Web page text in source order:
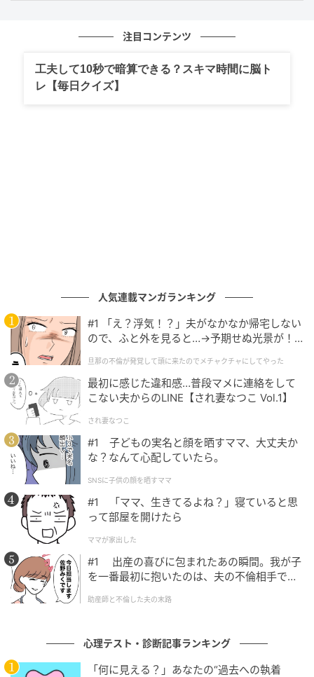
もしれません。
キャパシティの小ささは能力の低さではなく、感受性
の豊かさの裏返しです。「今日はもうこれ以上考えな
内スペースを備えているようです。
次々と新しいタスクが舞い込んでも、頭の中でパズル
のように整理し、優先順位をつけて淡々とこなしてい
ける抜群の処理能力があるでしょう。
ただ、キャパシティが大きいぶん、他人の仕事まで背
負い込んでしまう危うさも潜んでいます。自分が限界
を迎える前に「このタスクは本当に自分がやるべき
か」と立ち止まるフィルターを持つことで、より健や
かに過ごせるのではないでしょうか。
4. 「カラフルチョコ」を選んだ人は「脳内の
キャパシティがやや大きめ」
「カラフルチョコ」を選んだあなたは、色とりどりの
粒が散らばっているようなイメージを思い浮かべたよ
として柔軟に受け止めることができる、しなやかな脳
の持ち主のようです。
注目コンテンツ
工夫して10秒で暗算できる？スキマ時間に脳ト
レ【毎日クイズ】
人気連載マンガランキング
#1 「え？浮気！？」夫がなかなか帰宅しない
ので、ふと外を見ると…→予期せぬ光景が！
クチャにしてやった
旦那の不倫が発覚して頭に来たのでメチャクチャにしてやった
最初に感じた違和感…普段マメに連絡をして
こない夫からのLINE【され妻なつこ Vol.1】
され妻なつこ
#1 子どもの実名と顔を晒すママ、大丈夫か
な？なんて心配していたら。
SNSに子供の顔を晒すママ
#1 「ママ、生きてるよね？」寝ていると思
って部屋を開けたら
ママが家出した
#1 出産の喜びに包まれたあの瞬間。我が子
を一番最初に抱いたのは、夫の不倫相手でし
助産師と不倫した夫の末路
心理テスト・診断記事ランキング
「何に見える？」あなたの“過去への執着